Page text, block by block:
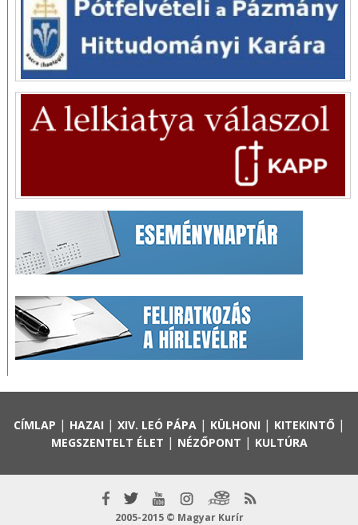
CÍMLAP | HAZAI | XIV. LEÓ PÁPA| KÜLHONI | KITEKINTŐ|
MEGSZENTELT ÉLET | NÉZŐPONT | KULTÚRA
2005-2015 © Magyar Kurír